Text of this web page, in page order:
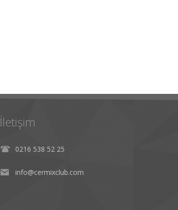
İletişim
0216 538 52 25
info@cermixclub.com